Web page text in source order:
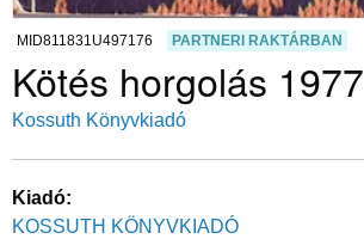
MID811831U497176 PARTNERI RAKTÁRBAN
Kötés horgolás 1977
Kossuth Könyvkiadó
Kiadó
KOSSUTH KÖNYVKIADÓ